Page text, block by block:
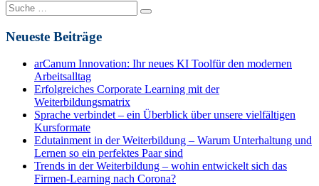
Suche
nach:
Neueste Beiträge
arCanum Innovation: Ihr neues KI Toolfür den modernen
Arbeitsalltag
Erfolgreiches Corporate Learning mit der
Weiterbildungsmatrix
Sprache verbindet – ein Überblick über unsere vielfältigen
Kursformate
Edutainment in der Weiterbildung – Warum Unterhaltung und
Lernen so ein perfektes Paar sind
Trends in der Weiterbildung – wohin entwickelt sich das
Firmen-Learning nach Corona?